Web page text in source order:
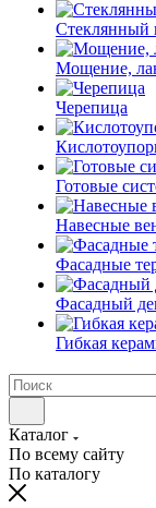
Cтеклянный
Мощение,
Черепица
Готовые
Навесные
Фасадные
Фасадный
Гибкая
Каталог
По всему сайту
По каталогу